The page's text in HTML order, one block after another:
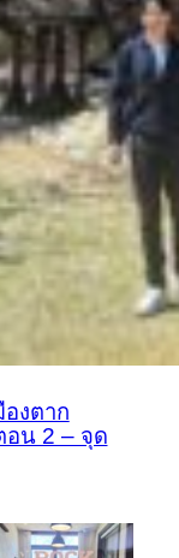
องตาก
อน 2 – จุด